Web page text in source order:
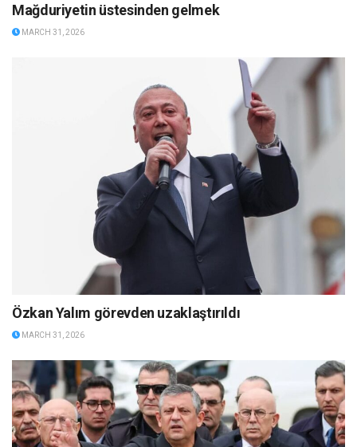
Mağduriyetin üstesinden gelmek
MARCH 31, 2026
Özkan Yalım görevden uzaklaştırıldı
MARCH 31, 2026